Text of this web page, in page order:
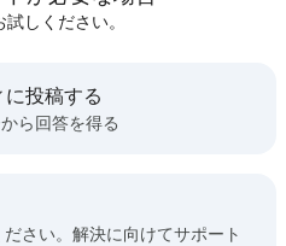
しください。
投稿する
ら回答を得る
さい。解決に向けてサポート